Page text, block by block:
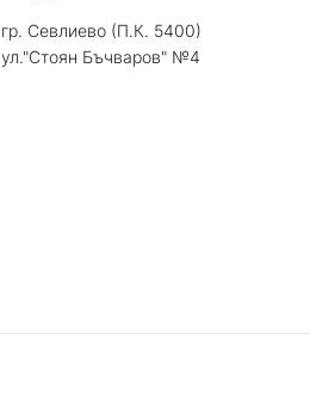
гр. Севлиево (П.К. 5400)
ул."Стоян Бъчваров" №4